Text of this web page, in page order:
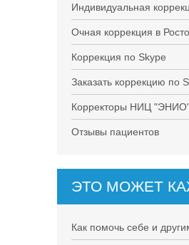
Индивидуальная
Очная коррекция в
Коррекция по Skype
Заказать коррекцию по
Корректоры НИЦ
Отзывы пациентов
ЭТО МОЖЕТ
Как помочь себе и